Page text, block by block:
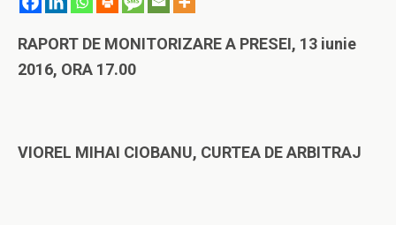
RAPORT DE MONITORIZARE A PRESEI, 13 iunie
2016, ORA 17.00
VIOREL MIHAI CIOBANU, CURTEA DE ARBITRAJ